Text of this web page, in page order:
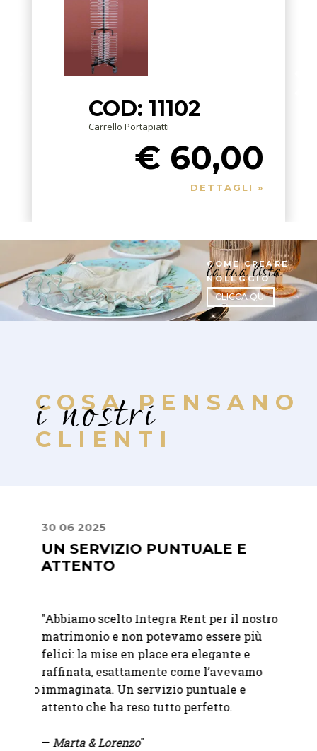
COD: 11102
Carrello Portapiatti
€ 60,00
DETTAGLI »
COME CREARE
la tua lista
NOLEGGIO
CLICCA QUI
COSA PENSANO
i nostri
CLIENTI
30 06 2025
UN SERVIZIO PUNTUALE E
ATTENTO
"Abbiamo scelto Integra Rent per il nostro
matrimonio e non potevamo essere più
felici: la mise en place era elegante e
raffinata, esattamente come l’avevamo
immaginata. Un servizio puntuale e
attento che ha reso tutto perfetto.
—Marta & Lorenzo"